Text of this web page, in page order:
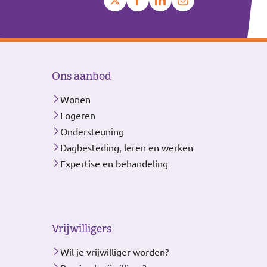
Ons aanbod
Wonen
Logeren
Ondersteuning
Dagbesteding, leren en werken
Expertise en behandeling
Vrijwilligers
Wil je vrijwilliger worden?